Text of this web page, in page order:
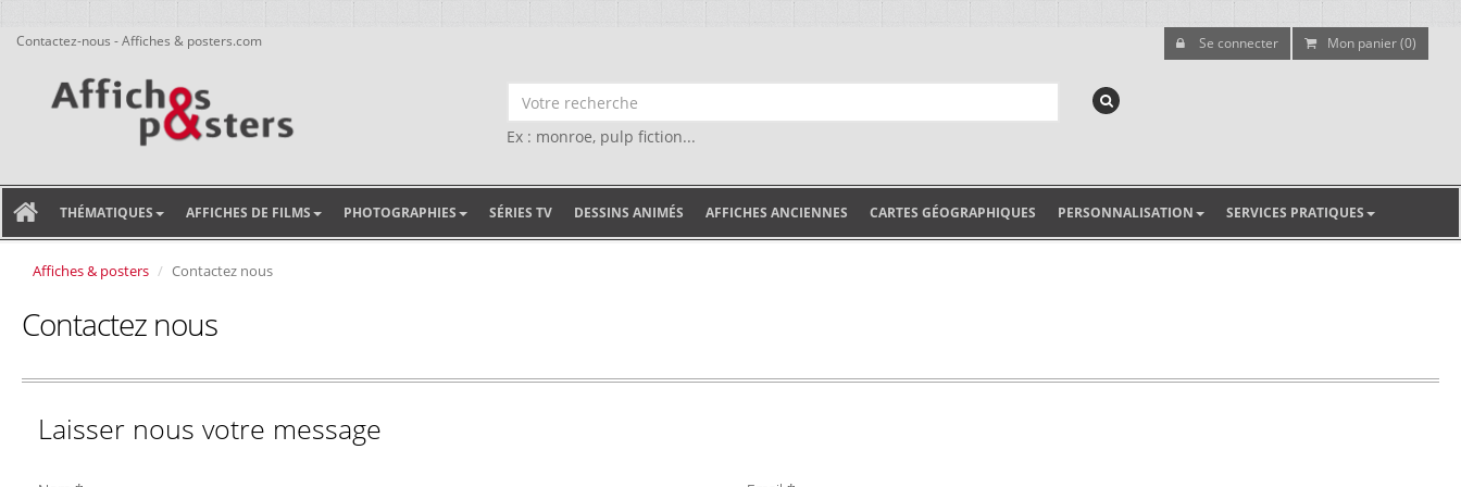
Contactez-nous - Affiches & posters.com Se connecter Mon panier (0)
Ex : monroe, pulp fiction...
THÉMATIQUES AFFICHES DE FILMS PHOTOGRAPHIES SÉRIES TV DESSINS ANIMÉS AFFICHES ANCIENNES CARTES GÉOGRAPHIQUES PERSONNALISATION SERVICES PRATIQUES
Affiches & posters Contactez nous
Contactez nous
Laisser nous votre message